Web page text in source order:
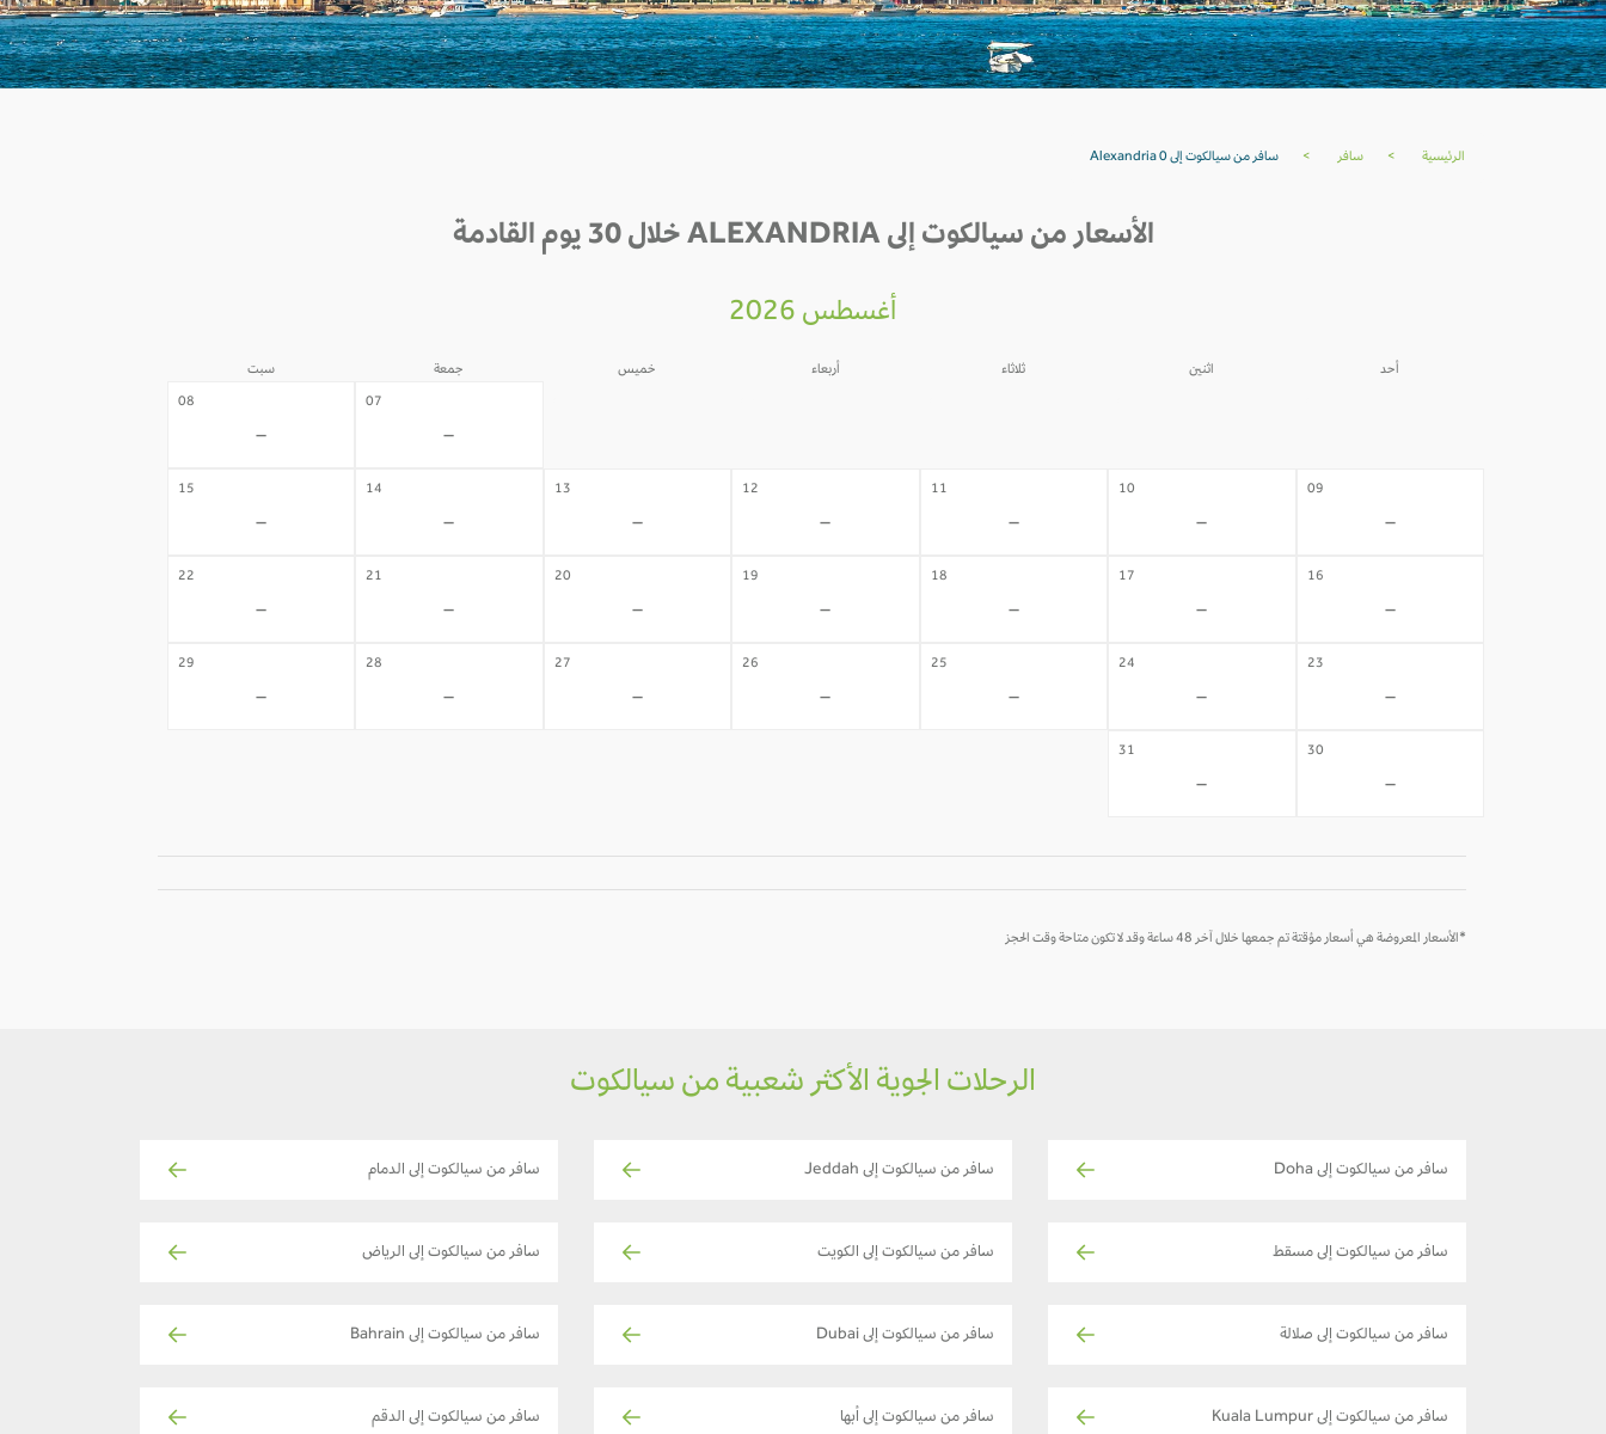
الرئيسية > سافر > سافر من سيالكوت إلى Alexandria 0
الأسعار من سيالكوت إلى ALEXANDRIA خلال 30 يوم القادمة
أغسطس 2026
أحد اثنين ثلاثاء أربعاء خميس جمعة سبت
07
-
08
-
09
-
10
-
11
-
12
-
13
-
14
-
15
-
16
-
17
-
18
-
19
-
20
-
21
-
22
-
23
-
24
-
25
-
26
-
27
-
28
-
29
-
30
-
31
-
*الأسعار المعروضة هي أسعار مؤقتة تم جمعها خلال آخر 48 ساعة وقد لا تكون متاحة وقت الحجز
الرحلات الجوية الأكثر شعبية من سيالكوت
سافر من سيالكوت إلى Doha سافر من سيالكوت إلى Jeddah سافر من سيالكوت إلى الدمام
سافر من سيالكوت إلى مسقط سافر من سيالكوت إلى الكويت سافر من سيالكوت إلى الرياض
سافر من سيالكوت إلى صلالة سافر من سيالكوت إلى Dubai سافر من سيالكوت إلى Bahrain
سافر من سيالكوت إلى Kuala Lumpur سافر من سيالكوت إلى أبها سافر من سيالكوت إلى الدقم